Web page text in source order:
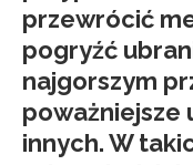
przewrócić
pogryźć
najgorszym
poważniejsze
innych. W